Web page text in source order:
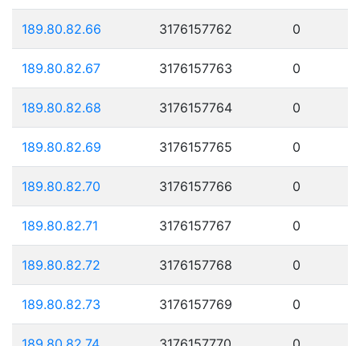
189.80.82.66 3176157762 0
189.80.82.67 3176157763 0
189.80.82.68 3176157764 0
189.80.82.69 3176157765 0
189.80.82.70 3176157766 0
189.80.82.71 3176157767 0
189.80.82.72 3176157768 0
189.80.82.73 3176157769 0